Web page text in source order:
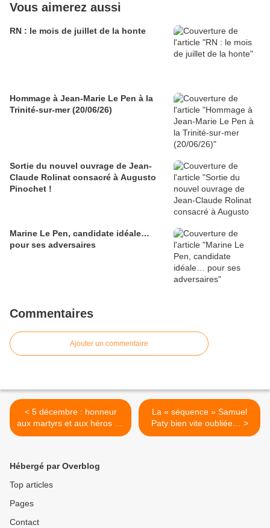
Vous aimerez aussi
RN : le mois de juillet de la honte
Hommage à Jean-Marie Le Pen à la
Trinité-sur-mer (20/06/26)
Sortie du nouvel ouvrage de Jean-
Claude Rolinat consacré à Augusto
Pinochet !
Marine Le Pen, candidate idéale…
pour ses adversaires
Commentaires
Ajouter un commentaire
< 5 décembre : honneur
aux martyrs et aux héros de
l'Algérie française
La « séquence » Samuel
Paty bien vite oubliée… >
Hébergé par Overblog
Top articles
Pages
Contact